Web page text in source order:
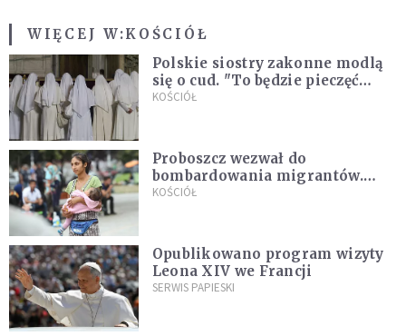
WIĘCEJ W:KOŚCIÓŁ
Polskie siostry zakonne modlą
się o cud. "To będzie pieczęć
Pana Boga dla naszej wiary"
KOŚCIÓŁ
Proboszcz wezwał do
bombardowania migrantów.
"Masowy ogień przeciwko
KOŚCIÓŁ
Opublikowano program wizyty
Leona XIV we Francji
SERWIS PAPIESKI